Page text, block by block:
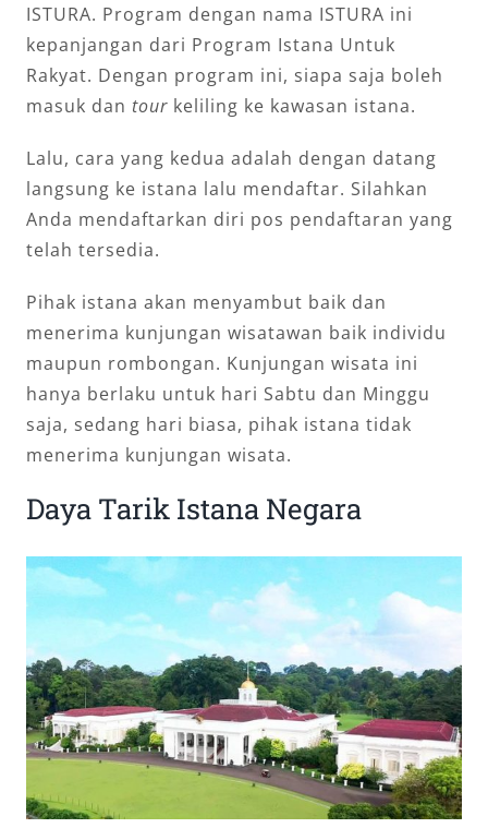
ISTURA. Program dengan nama ISTURA ini
kepanjangan dari Program Istana Untuk
Rakyat. Dengan program ini, siapa saja boleh
masuk dan tour keliling ke kawasan istana.
Lalu, cara yang kedua adalah dengan datang
langsung ke istana lalu mendaftar. Silahkan
Anda mendaftarkan diri pos pendaftaran yang
telah tersedia.
Pihak istana akan menyambut baik dan
menerima kunjungan wisatawan baik individu
maupun rombongan. Kunjungan wisata ini
hanya berlaku untuk hari Sabtu dan Minggu
saja, sedang hari biasa, pihak istana tidak
menerima kunjungan wisata.
Daya Tarik Istana Negara